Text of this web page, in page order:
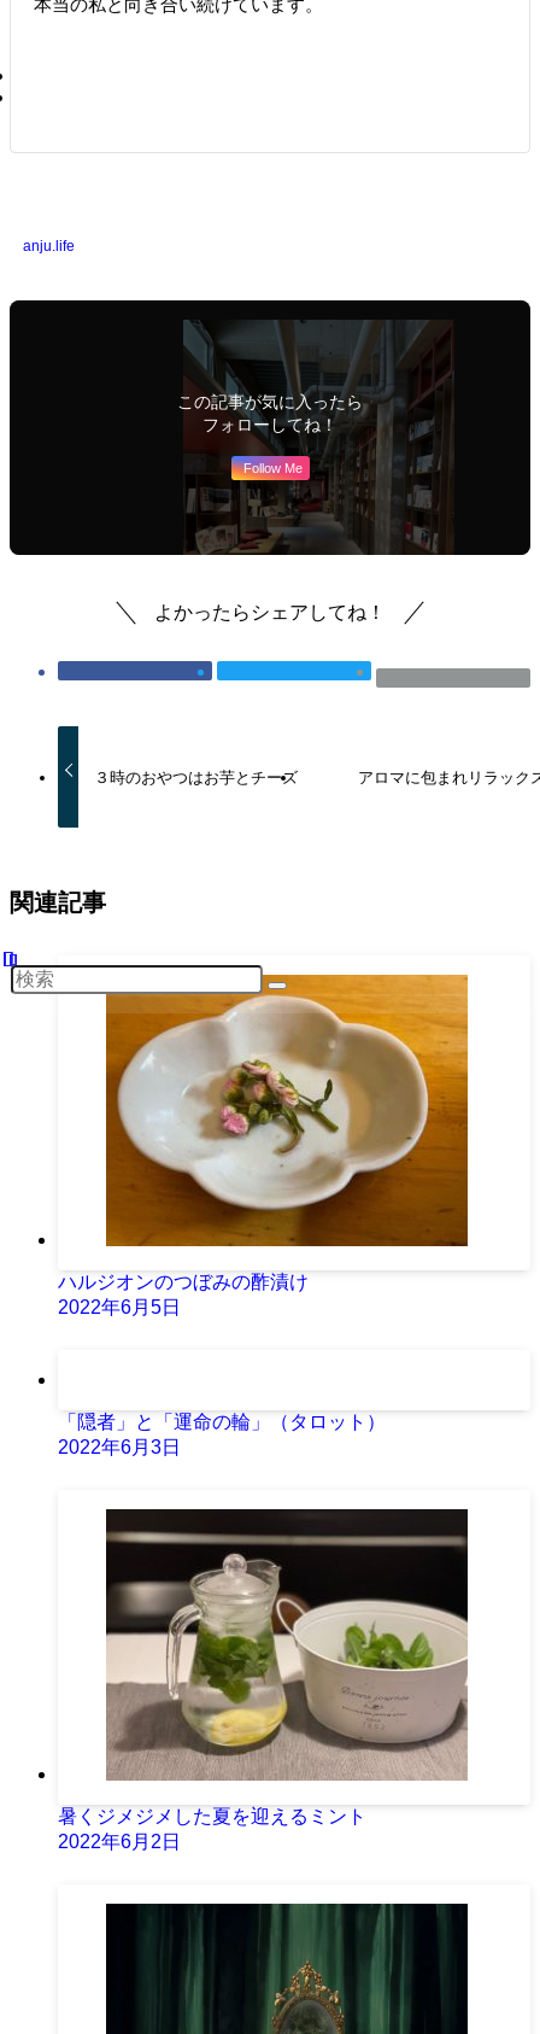
本当の私と向き合い続けています。
anju.life
この記事が気に入ったら
フォローしてね！
Follow Me
よかったらシェアしてね！
３時のおやつはお芋とチーズ アロマに包まれリラック
関連記事
ハルジオンのつぼみの酢漬け
2022年6月5日
「隠者」と「運命の輪」（タロット）
2022年6月3日
暑くジメジメした夏を迎えるミント
2022年6月2日